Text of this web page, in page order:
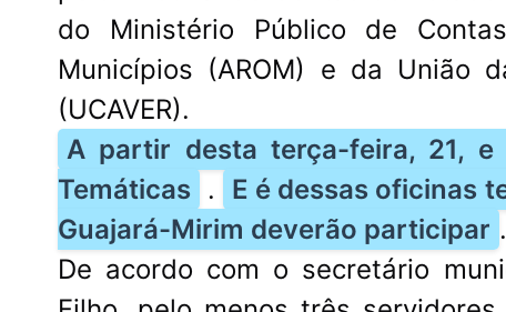
do Ministério Público de
Municípios (AROM) e da União
(UCAVER).
A partir desta terça-feira, 21,
Temáticas .
E é dessas oficinas
Guajará-Mirim deverão participar .
De acordo com o secretário